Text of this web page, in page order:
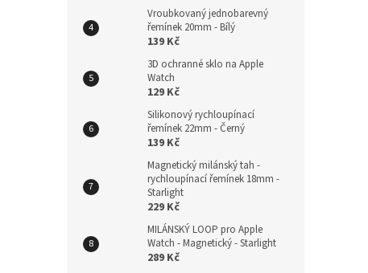
Vroubkovaný jednobarevný
řemínek 20mm - Bílý
139 Kč
3D ochranné sklo na Apple
Watch
129 Kč
Silikonový rychloupínací
řemínek 22mm - Černý
139 Kč
Magnetický milánský tah -
rychloupínací řemínek 18mm -
Starlight
229 Kč
MILÁNSKÝ LOOP pro Apple
Watch - Magnetický - Starlight
289 Kč